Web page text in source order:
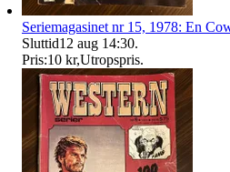
Seriemagasinet nr 15, 1978: En
Sluttid12 aug 14:30.
Pris:10 kr,Utropspris.